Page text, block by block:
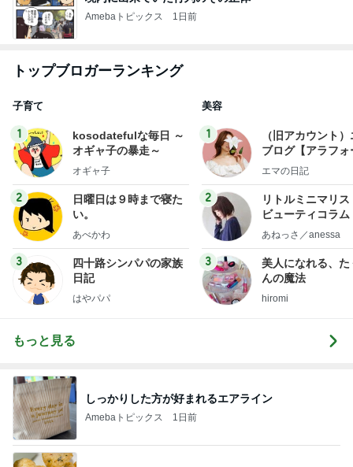
Amebaトピックス 1日前
トップブロガーランキング
子育て
1
kosodatefulな毎日 ～
オギャ子の暴走～
オギャ子
2
日曜日は９時まで寝た
い。
あべかわ
3
四十路シンパパの家族
日記
はやパパ
美容
1
（旧アカウント
ブログ【アラフォ
社売却セカンドラ
エマの日記
2
リトルミニマリス
ビューティコラ
little
あねっさ／anessa
3
美人になれる、た
んの魔法
hiromi
もっと見る
しっかりした方が好まれるエアライン
Amebaトピックス 1日前